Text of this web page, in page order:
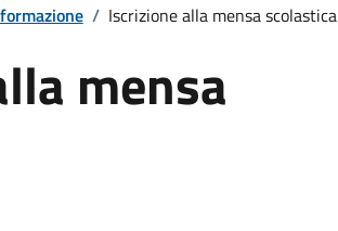
/ Iscrizione alla mensa scolastica
mensa